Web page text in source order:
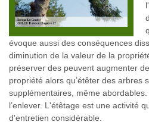
évoque aussi des conséquences
diminution de la valeur de la
préserver des peuvent augmenter
propriété alors qu’étêter des arbres
supplémentaires, même
l’enlever. L'étêtage est une activité
d'entretien considérable.